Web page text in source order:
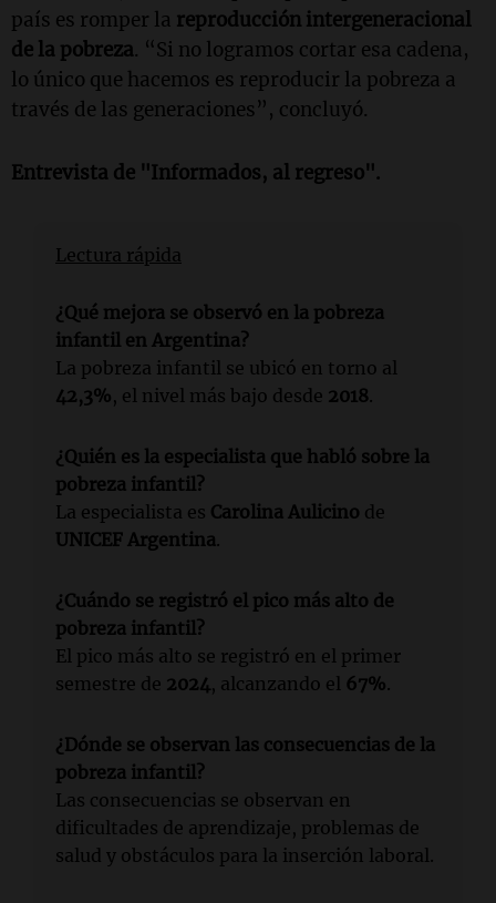
país es romper la reproducción intergeneracional
de la pobreza. “Si no logramos cortar esa cadena,
lo único que hacemos es reproducir la pobreza a
través de las generaciones”, concluyó.
Entrevista de "Informados, al regreso".
Lectura rápida
¿Qué mejora se observó en la pobreza
infantil en Argentina?
La pobreza infantil se ubicó en torno al
42,3%, el nivel más bajo desde 2018.
¿Quién es la especialista que habló sobre la
pobreza infantil?
La especialista es Carolina Aulicino de
UNICEF Argentina.
¿Cuándo se registró el pico más alto de
pobreza infantil?
El pico más alto se registró en el primer
semestre de 2024 , alcanzando el 67%.
¿Dónde se observan las consecuencias de la
pobreza infantil?
Las consecuencias se observan en
dificultades de aprendizaje, problemas de
salud y obstáculos para la inserción laboral.